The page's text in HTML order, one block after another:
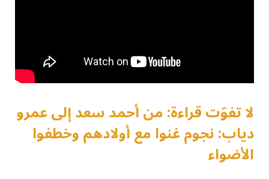
لا تفوّت قراءة: من أحمد سعد إلى عمرو
دياب: نجوم غنوا مع أولادهم وخطفوا
الأضواء